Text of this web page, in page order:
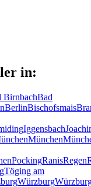
in:
BirnbachBad
BerlinBischofsmais
Iggensbach
München
PockingRanisRegen
Töging am
Würzburg